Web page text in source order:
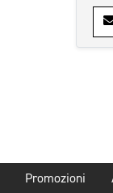
Promozioni